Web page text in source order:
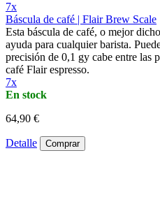
7x
Báscula de café | Flair Brew Scale
Esta báscula de café, o mejor
ayuda para cualquier barista.
precisión de 0,1 gy cabe entre las
café Flair espresso.
7x
En stock
64,90 €
Detalle Comprar